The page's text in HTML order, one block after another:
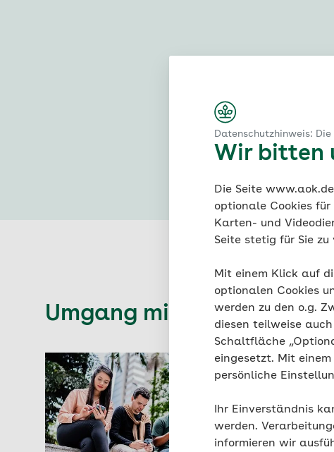
Datenschutzhinweis:
Wir bitten
Die Seite
optionale Cookies
Karten- und
Seite stetig für Sie
Mit einem Klick auf
optionalen Cookies
werden zu den o.g.
diesen teilweise
Schaltfläche
eingesetzt. Mit
persönliche
Ihr Einverständnis
werden.
informieren wir
#Umgang mit Medien
Umgang mit Medien